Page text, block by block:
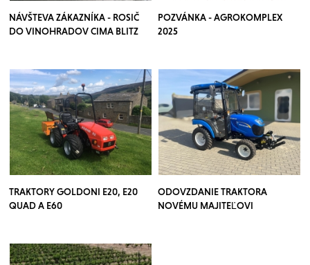
NÁVŠTEVA ZÁKAZNÍKA - ROSIČ
DO VINOHRADOV CIMA BLITZ
POZVÁNKA - AGROKOMPLEX
2025
TRAKTORY GOLDONI E20, E20
QUAD A E60
ODOVZDANIE TRAKTORA
NOVÉMU MAJITEĽOVI